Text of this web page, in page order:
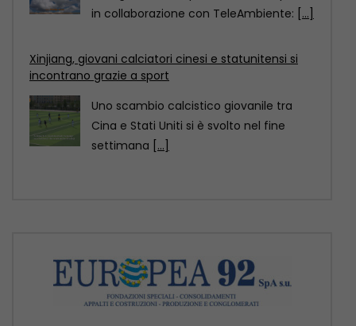
Cina e Stati Uniti si è svolto nel fine
Motori Magazine – 9/8/2026
ROMA (ITALPRESS) – In questa edizione:
– Nuova Mercedes GLA, ancora più
elettrica e tecnologica